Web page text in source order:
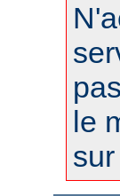
le